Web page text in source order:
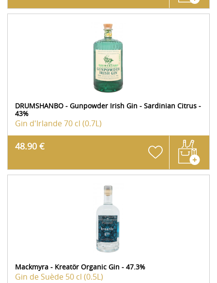
DRUMSHANBO - Gunpowder Irish Gin - Sardinian Citrus -
43%
Gin d'Irlande70 cl (0.7L)
48.90 €
Mackmyra - Kreatör Organic Gin - 47.3%
Gin de Suède 50 cl (0.5L)